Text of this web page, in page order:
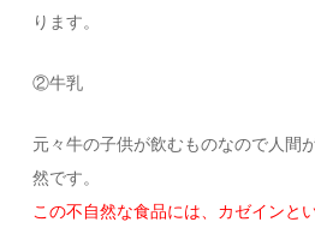
ります。
②牛乳
元々牛の子供が飲むものなので人間
然です。
この不自然な食品には、カゼインと